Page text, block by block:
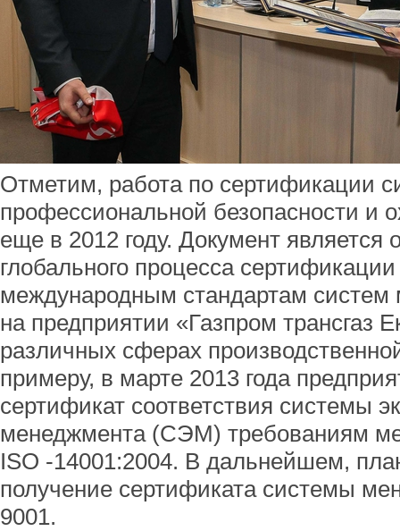
Отметим, работа по сертификации
профессиональной безопасности и
еще в 2012 году. Документ является
глобального процесса
международным стандартам
на предприятии «Газпром трансгаз
различных сферах
примеру, в марте 2013 года
сертификат соответствия системы
менеджмента (СЭМ) требованиям
ISO -14001:2004. В дальнейшем,
получение сертификата системы
9001.